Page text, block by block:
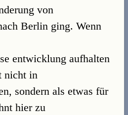
von
Berlin ging. Wenn
entwicklung aufhalten
nicht in
sondern als etwas für
hier zu